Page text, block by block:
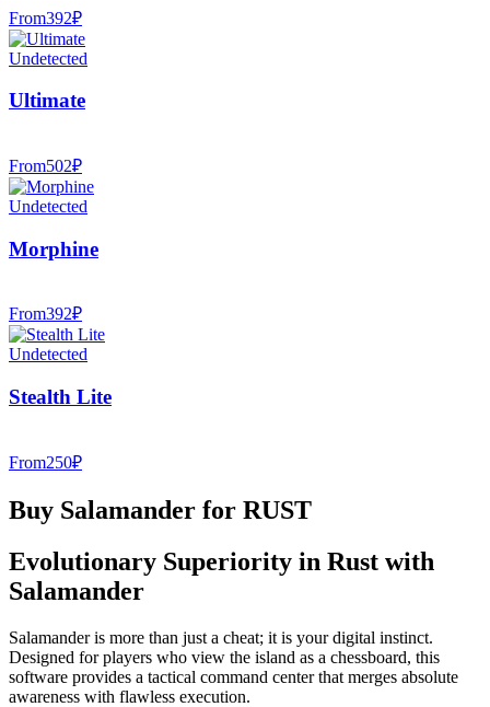
From392₽
Undetected
Ultimate
From502₽
Undetected
Morphine
From392₽
Undetected
Stealth Lite
From250₽
Buy Salamander for RUST
Evolutionary Superiority in Rust with
Salamander
Salamander is more than just a cheat; it is your digital instinct.
Designed for players who view the island as a chessboard, this
software provides a tactical command center that merges absolute
awareness with flawless execution.